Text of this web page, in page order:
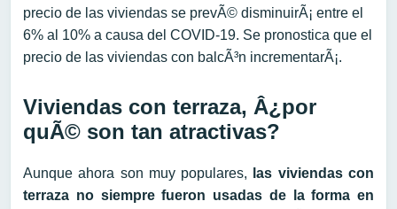
precio de las viviendas se prevÃ© disminuirÃ¡ entre el
6% al 10% a causa del COVID-19. Se pronostica que el
precio de las viviendas con balcÃ³n incrementarÃ¡.
Viviendas con terraza, Â¿por
quÃ© son tan atractivas?
Aunque ahora son muy populares,
las viviendas con
terraza no siempre fueron usadas de la forma en